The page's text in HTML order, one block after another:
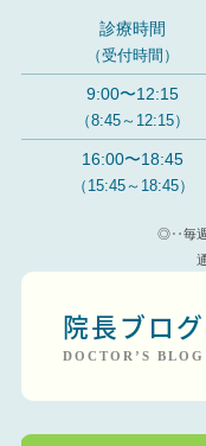
診療時間
（受付時間）
9:00〜12:15
（8:45～12:15）
16:00〜18:45
（15:45～18:45）
◎‥毎週
院長ブログ
DOCTOR’S BLOG